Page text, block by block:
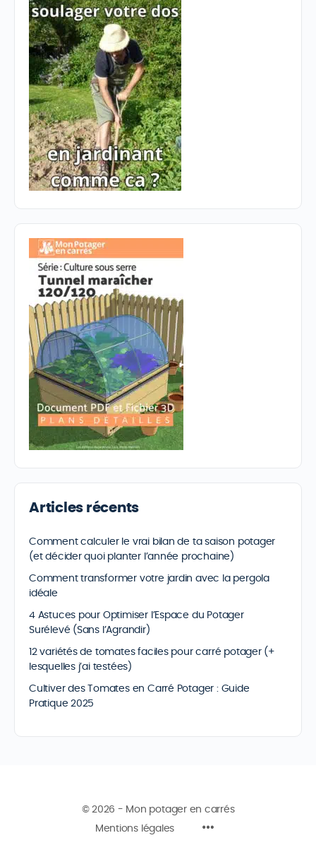
Articles récents
Comment calculer le vrai bilan de ta saison potager
(et décider quoi planter l’année prochaine)
Comment transformer votre jardin avec la pergola
idéale
4 Astuces pour Optimiser l’Espace du Potager
Surélevé (Sans l’Agrandir)
12 variétés de tomates faciles pour carré potager (+
lesquelles j’ai testées)
Cultiver des Tomates en Carré Potager : Guide
Pratique 2025
© 2026 - Mon potager en carrés
Mentions légales